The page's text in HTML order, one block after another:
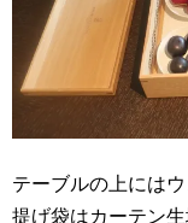
テーブルの上には
提げ袋はカーテン